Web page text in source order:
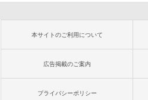
本サイトのご利用について
広告掲載のご案内
プライバシーポリシー